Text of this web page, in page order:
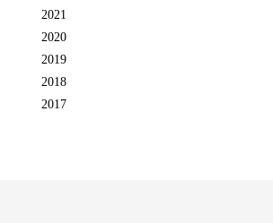
2021
2020
2019
2018
2017